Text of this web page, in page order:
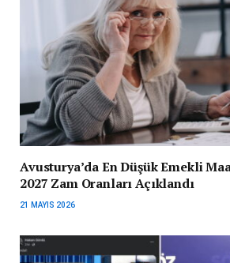
Avusturya’da En Düşük Emekli
2027 Zam Oranları Açıklandı
21 MAYIS 2026